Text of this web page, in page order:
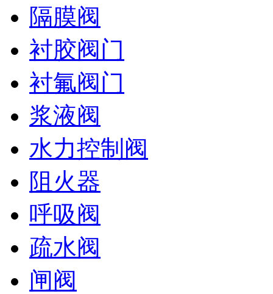
隔膜阀
衬胶阀门
衬氟阀门
浆液阀
水力控制阀
阻火器
呼吸阀
疏水阀
闸阀